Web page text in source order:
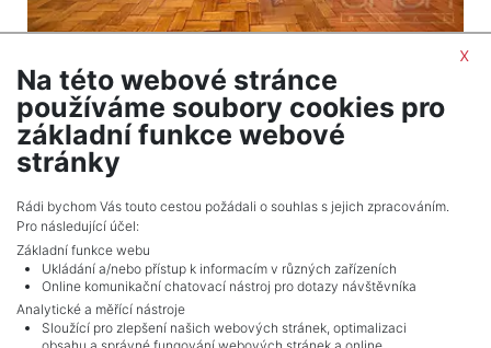
Praha 1 - Staré Město
87,000 CZK (month) Price + utilities 2500
CZK/pers + electricity and gas is transferred to
tenant
x
Na této webové stránce
používáme soubory cookies pro
základní funkce webové
stránky
Rádi bychom Vás touto cestou požádali o souhlas s jejich zpracováním.
Pro následující účel:
Základní funkce webu
Ukládání a/nebo přístup k informacím v různých zařízeních
Online komunikační chatovací nástroj pro dotazy návštěvníka
Analytické a měřící nástroje
Sloužící pro zlepšení našich webových stránek, optimalizaci
obsahu a správné fungování webových stránek a online